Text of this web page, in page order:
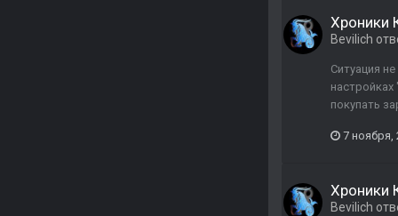
Хроники
Bevilich
Ситуация
покупать
7 ноября,
Хроники
Bevilich